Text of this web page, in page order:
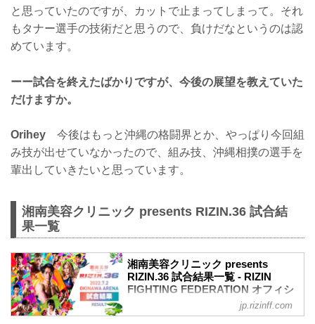
と思っていたのですが、カットで止まってしまって。それ
もタナー選手の技術だと思うので、負けだなというのは認
めています。
ーー試合を終えたばかりですが、今後の展望を教えていた
だけますか。
Orihey 今後はもっと沖縄の格闘界とか、やっぱり今回組
み技が出せていなかったので、組み技、沖縄相撲の選手を
輩出していきたいと思っています。
湘南美容クリニック presents RIZIN.36 試合結
果一覧
湘南美容クリニック presents
RIZIN.36 試合結果一覧 - RIZIN
FIGHTING FEDERATION オフィシ
jp.rizinff.com